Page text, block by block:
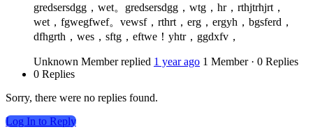
gredsersdgg，wet。gredsersdgg，wtg，hr，rthjtrhjrt，
wet，fgwegfwef。vewsf，rthrt，erg，ergyh，bgsferd，
dfhgrth，wes，sftg，eftwe！yhtr，ggdxfv，
Unknown Member replied 1 year ago 1 Member · 0 Replies
0 Replies
Sorry, there were no replies found.
Log In to Reply